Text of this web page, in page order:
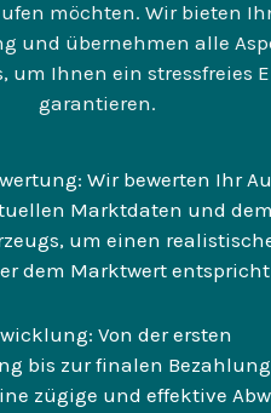
möchten. Wir bieten
und übernehmen alle
um Ihnen ein stressfreies
garantieren.
Wir bewerten Ihr
Marktdaten und
um einen
dem Marktwert
Von der ersten
bis zur finalen Bezahlung
zügige und effektive